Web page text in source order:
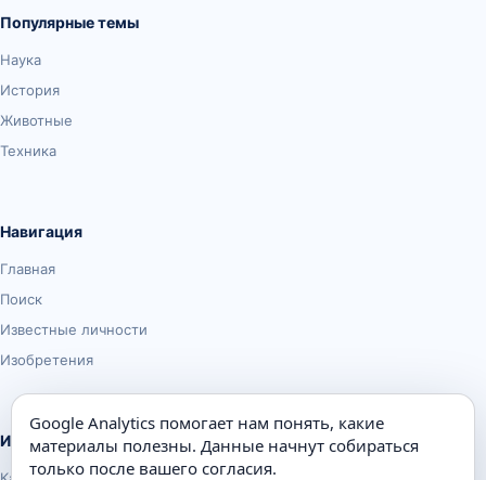
Популярные темы
Наука
История
Животные
Техника
Навигация
Главная
Поиск
Известные личности
Изобретения
Информация
Google Analytics помогает нам понять, какие
материалы полезны. Данные начнут собираться
только после вашего согласия.